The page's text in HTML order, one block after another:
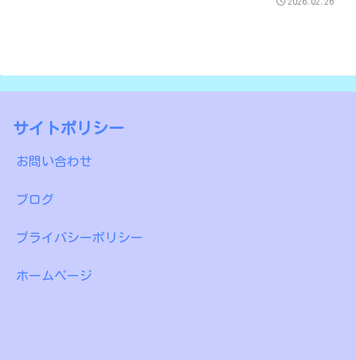
サイトポリシー
お問い合わせ
ブログ
プライバシーポリシー
ホームページ